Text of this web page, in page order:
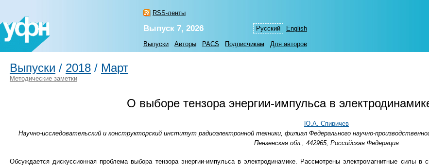
RSS-ленты
Русский English
Выпуск 7, 2026
Выпуски Авторы PACS Подписчикам Для авторов
Выпуски / 2018 / Март
Методические заметки
О выборе тензора энергии-импульса в
Ю.А. Спиричев
Научно-исследовательский и конструкторский институт радиоэлектронной техники, филиал Федерального научно-
Пензенская обл., 442965, Российская Федерация
Обсуждается дискуссионная проблема выбора тензора энергии-импульса в электродинамике. Рассмотрены электромагнитные силы